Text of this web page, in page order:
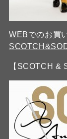
WEBでのお買
【SCOTCH &